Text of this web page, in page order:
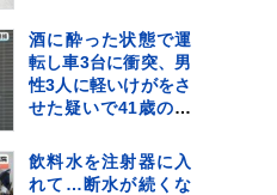
との競争やコロナ禍
の影響で赤字に 福井
市 【東京商工リサー
チ】
酒に酔った状態で運
転し車3台に衝突、男
性3人に軽いけがをさ
せた疑いで41歳の男
超のアルコール検
出 千葉・東関東道
飲料水を注射器に入
れて…断水が続くな